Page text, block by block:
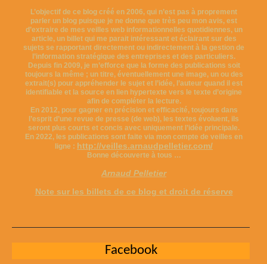
L’objectif de ce blog créé en 2006, qui n’est pas à proprement
parler un blog puisque je ne donne que très peu mon avis, est
d’extraire de mes veilles web informationnelles quotidiennes, un
article, un billet qui me parait intéressant et éclairant sur des
sujets se rapportant directement ou indirectement à la gestion de
l’information stratégique des entreprises et des particuliers.
Depuis fin 2009, je m’efforce que la forme des publications soit
toujours la même ; un titre, éventuellement une image, un ou des
extrait(s) pour appréhender le sujet et l’idée, l’auteur quand il est
identifiable et la source en lien hypertexte vers le texte d’origine
afin de compléter la lecture.
En 2012, pour gagner en précision et efficacité, toujours dans
l’esprit d’une revue de presse (de web), les textes évoluent, ils
seront plus courts et concis avec uniquement l’idée principale.
En 2022, les publications sont faite via mon compte de veilles en
ligne : http://veilles.arnaudpelletier.com/
Bonne découverte à tous …
Arnaud Pelletier
Note sur les billets de ce blog et droit de réserve
Facebook